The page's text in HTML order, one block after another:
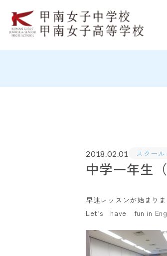
2018.02.01 スクー
中学一年生
早速レッスンが始まり
Let’s have fun in